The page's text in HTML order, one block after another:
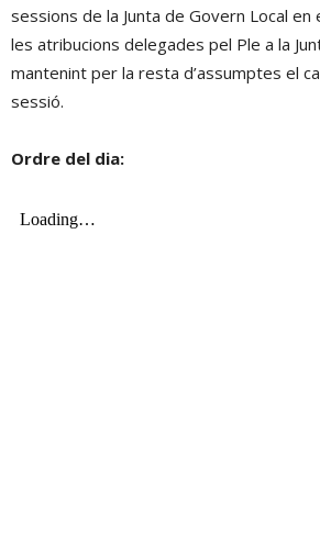
sessions de la Junta de Govern Local
les atribucions delegades pel Ple a la
mantenint per la resta d’assumptes el
sessió.
Ordre del dia: